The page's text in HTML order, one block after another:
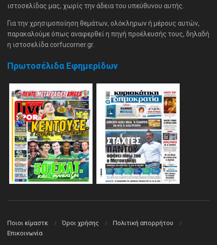
ιστοσελίδας μας, χωρίς την άδεια του υπεύθυνου αυτής.
Για την χρησιμοποίηση θεμάτων, ολόκληρων ή μέρους αυτών,
παρακαλούμε όπως αναφερθεί η πηγή προέλευσής τους, δηλαδή
η ιστοσελίδα corfucorner.gr.
Πρωτοσέλιδα Εφημερίδων
Ποιοι είμαστε Όροι χρήσης
Πολιτική απορρήτου
Επικοινωνία